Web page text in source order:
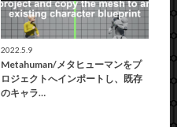
2022.5.9
Metahuman/メタヒューマンをプ
ロジェクトへインポートし、既存
のキャラ…